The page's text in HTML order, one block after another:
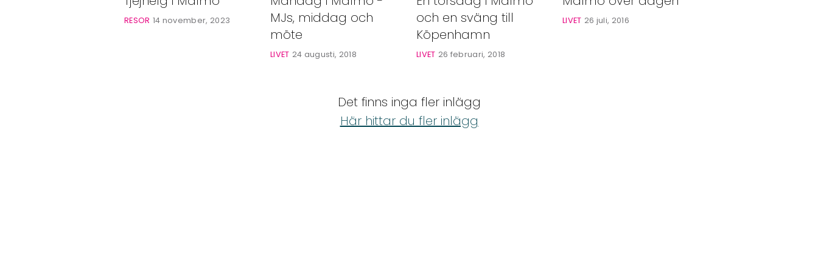
Alla Ämnen
RESOR 14 november, 2023
MJs, middag och
möte
LIVET 24 augusti, 2018
och en sväng till
Köpenhamn
LIVET 26 februari, 2018
LIVET 26 juli, 2016
Det finns inga fler inlägg
Här hittar du fler inlägg